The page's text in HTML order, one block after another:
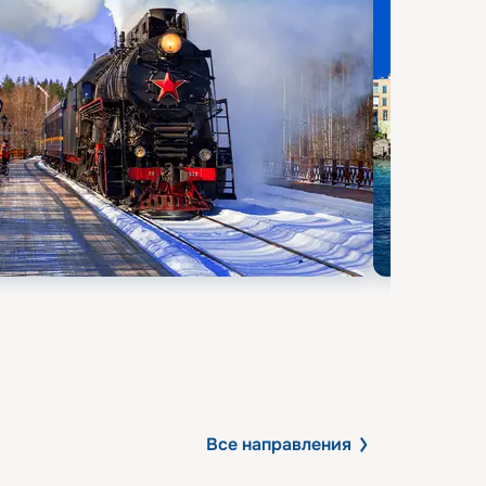
Все направления